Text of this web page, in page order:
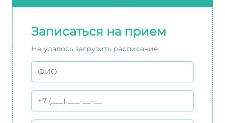
Записаться на прием
Не удалось загрузить расписание.